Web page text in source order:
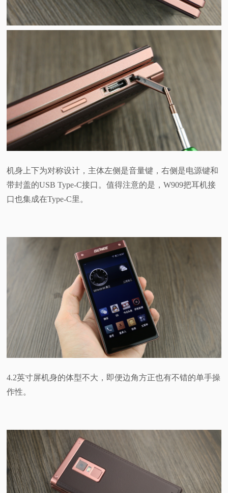
机身上下为对称设计，主体左侧是音量键，右侧是电源键和
带封盖的USB Type-C接口。值得注意的是，W909把耳机接
口也集成在Type-C里。
4.2英寸屏机身的体型不大，即便边角方正也有不错的单手操
作性。